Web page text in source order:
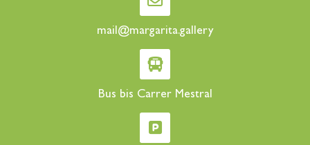
mail@margarita.gallery
Bus bis Carrer Mestral